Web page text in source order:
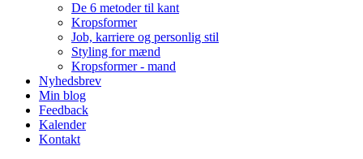
De 6 metoder til kant
Kropsformer
Job, karriere og personlig stil
Styling for mænd
Kropsformer - mand
Nyhedsbrev
Min blog
Feedback
Kalender
Kontakt